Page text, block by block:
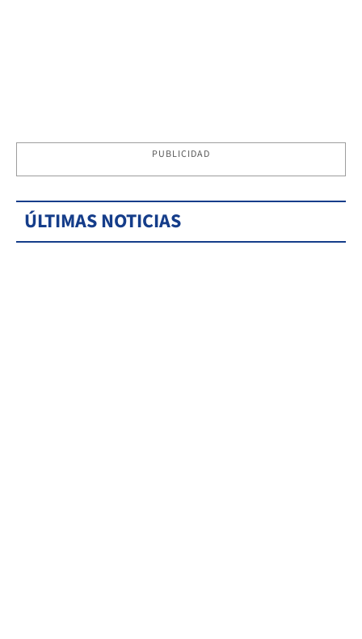
PUBLICIDAD
ÚLTIMAS NOTICIAS